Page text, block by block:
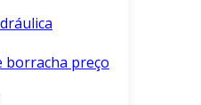
borracha preço